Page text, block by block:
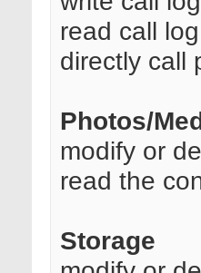
read call log
directly call
Photos/
modify or
read the
Storage